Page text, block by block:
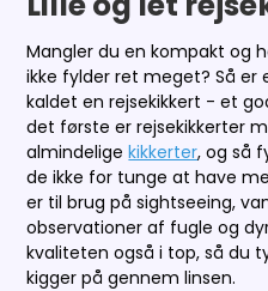
Mangler du en kompakt og
ikke fylder ret meget? Så er
kaldet en rejsekikkert - et
det første er rejsekikkerter
almindeligekikkerter, og så
de ikke for tunge at have
er til brug på sightseeing,
observationer af fugle og
kvaliteten også i top, så du
kigger på gennem linsen.